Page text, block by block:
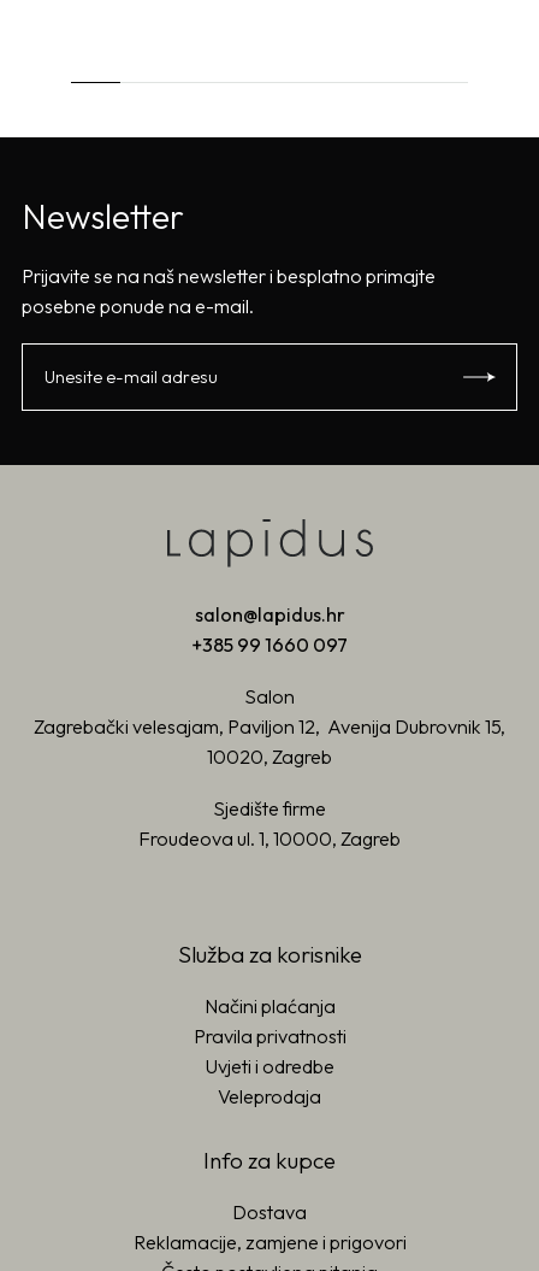
Newsletter
Prijavite se na naš newsletter i besplatno primajte
posebne ponude na e-mail.
salon@lapidus.hr
+385 99 1660 097
Salon
Zagrebački velesajam, Paviljon 12, Avenija Dubrovnik 15,
10020, Zagreb
Sjedište firme
Froudeova ul. 1, 10000, Zagreb
Služba za korisnike
Načini plaćanja
Pravila privatnosti
Uvjeti i odredbe
Veleprodaja
Info za kupce
Dostava
Reklamacije, zamjene i prigovori